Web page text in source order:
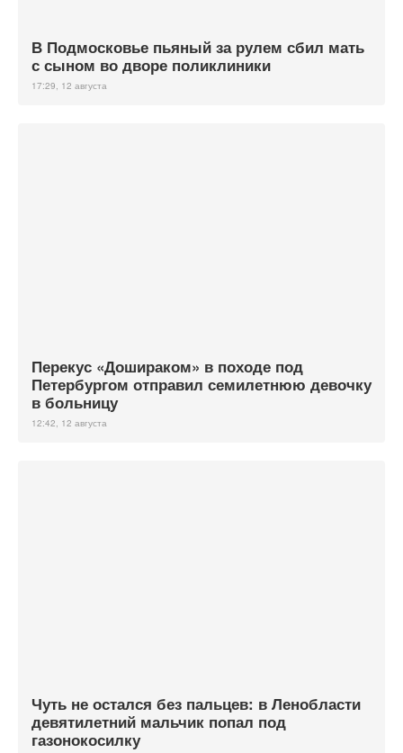
В Подмосковье пьяный за рулем сбил мать
с сыном во дворе поликлиники
17:29, 12 августа
Перекус «Дошираком» в походе под
Петербургом отправил семилетнюю девочку
в больницу
12:42, 12 августа
Чуть не остался без пальцев: в Ленобласти
девятилетний мальчик попал под
газонокосилку